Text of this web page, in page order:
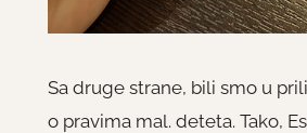
Sa druge strane, bili smo u
o pravima mal. deteta. Tako,